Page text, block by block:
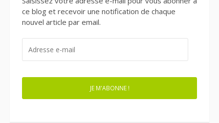
ce blog et recevoir une notification de chaque
nouvel article par email.
MAIL
JE M'ABONNE !